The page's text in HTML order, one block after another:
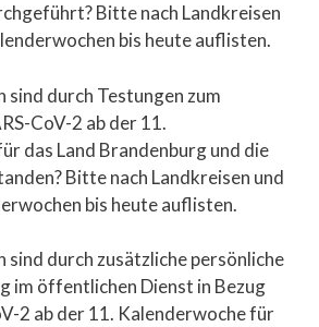
Bitte nach Landkreisen
bis heute auflisten.
sind durch Testungen zum
CoV-2 ab der 11.
das Land Brandenburg und die
Bitte nach Landkreisen und
bis heute auflisten.
sind durch zusätzliche persönliche
im öffentlichen Dienst in Bezug
2 ab der 11. Kalenderwoche für